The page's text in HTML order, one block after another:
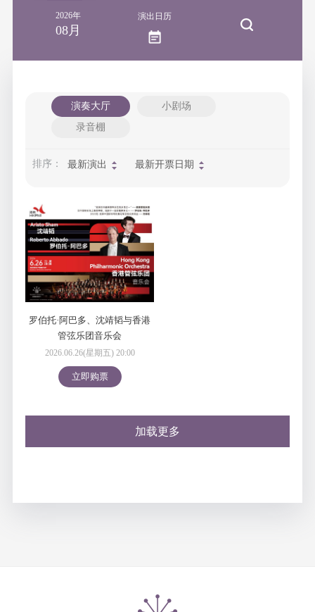
2026年
08月
演出日历
演奏大厅
小剧场
录音棚
排序： 最新演出 最新开票日期
罗伯托·阿巴多、沈靖韬与香港
管弦乐团音乐会
2026.06.26(星期五) 20:00
立即购票
加载更多